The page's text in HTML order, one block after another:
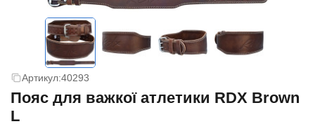
Артикул:40293
Пояс для важкої атлетики RDX Brown
L